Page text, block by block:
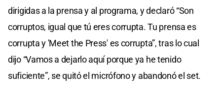
dirigidas a la prensa y al programa, y declaró “Son
corruptos, igual que tú eres corrupta. Tu prensa es
corrupta y 'Meet the Press' es corrupta”, tras lo cual
dijo “Vamos a dejarlo aquí porque ya he tenido
suficiente”, se quitó el micrófono y abandonó el set.